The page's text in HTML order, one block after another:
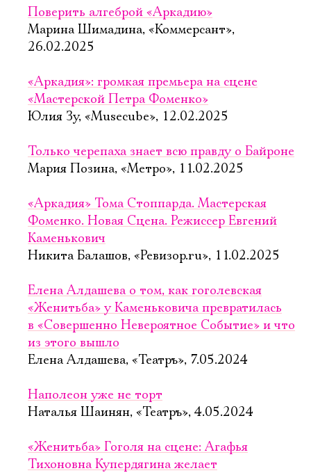
Поверить алгеброй «Аркадию»
Марина Шимадина, «Коммерсант»,
26.02.2025
«Аркадия»: громкая премьера на сцене
«Мастерской Петра Фоменко»
Юлия Зу, «Musecube», 12.02.2025
Только черепаха знает всю правду о Байроне
Мария Позина, «Метро», 11.02.2025
«Аркадия» Тома Стоппарда. Мастерская
Фоменко. Новая Сцена. Режиссер Евгений
Каменькович
Никита Балашов, «Ревизор.ru», 11.02.2025
Елена Алдашева о том, как гоголевская
«Женитьба» у Каменьковича превратилась
в «Совершенно Невероятное Событие» и что
из этого вышло
Елена Алдашева, «Театръ», 7.05.2024
Наполеон уже не торт
Наталья Шаинян, «Театръ», 4.05.2024
«Женитьба» Гоголя на сцене: Агафья
Тихоновна Купердягина желает